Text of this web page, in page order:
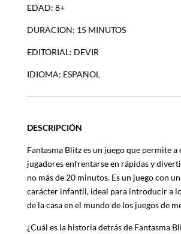
EDAD: 8+
DURACION: 15 MINUTOS
EDITORIAL: DEVIR
IDIOMA: ESPAÑOL
DESCRIPCIÓN
Fantasma Blitz es un juego que permite a
jugadores enfrentarse en rápidas y
no más de 20 minutos. Es un juego con
carácter infantil, ideal para introducir a
de la casa en el mundo de los juegos de
¿Cuál es la historia detrás de Fantasma